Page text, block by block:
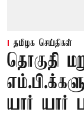
தமிழக செய்திகள்
தொகுதி
யார் யார்